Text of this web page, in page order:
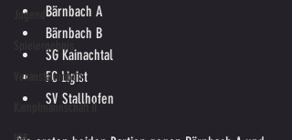
Jugend
Spielergebnis
Veranstaltungen
Kampfmannschaft II
Bärnbach A
Bärnbach B
SG Kainachtal
FC Ligist
SV Stallhofen